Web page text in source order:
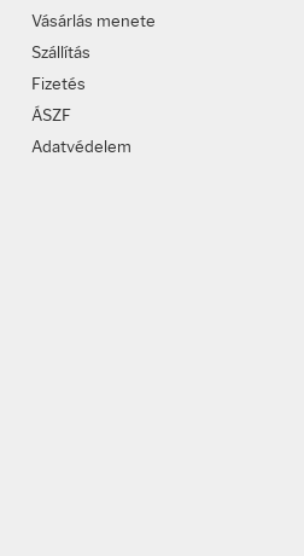
Vásárlás menete
Szállítás
Fizetés
ÁSZF
Adatvédelem